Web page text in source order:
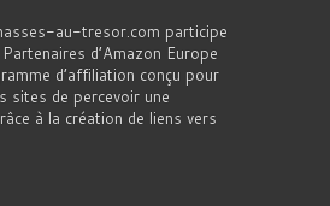
au-tresor.com participe
d’Amazon Europe
d’affiliation conçu pour
sites de percevoir une
à la création de liens vers